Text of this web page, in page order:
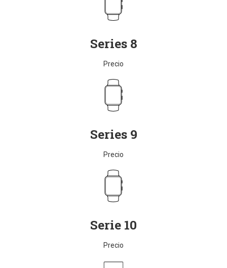
Series 8
Precio
Series 9
Precio
Serie 10
Precio